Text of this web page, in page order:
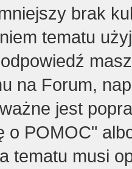
brak
tematu
na Forum,
jest
o POMOC"
tematu musi